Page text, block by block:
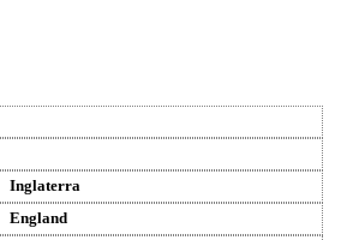
Inglaterra
England